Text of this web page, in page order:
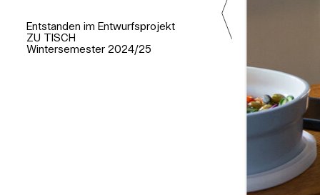
Entstanden im Entwurfsprojekt
ZU TISCH
Wintersemester 2024/25